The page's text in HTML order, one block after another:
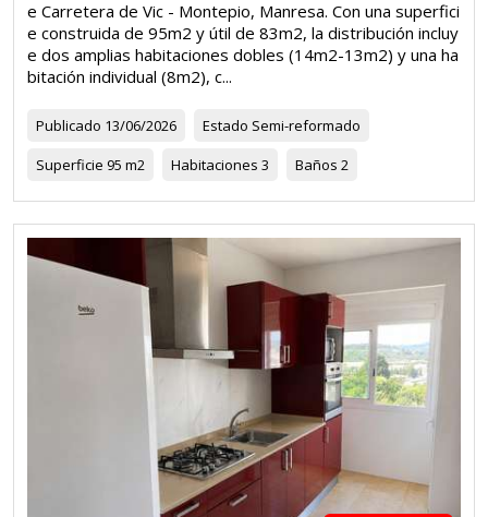
e Carretera de Vic - Montepio, Manresa. Con una superfici
e construida de 95m2 y útil de 83m2, la distribución incluy
e dos amplias habitaciones dobles (14m2-13m2) y una ha
bitación individual (8m2), c...
Publicado 13/06/2026 Estado Semi-reformado
Superficie 95 m2 Habitaciones 3 Baños 2